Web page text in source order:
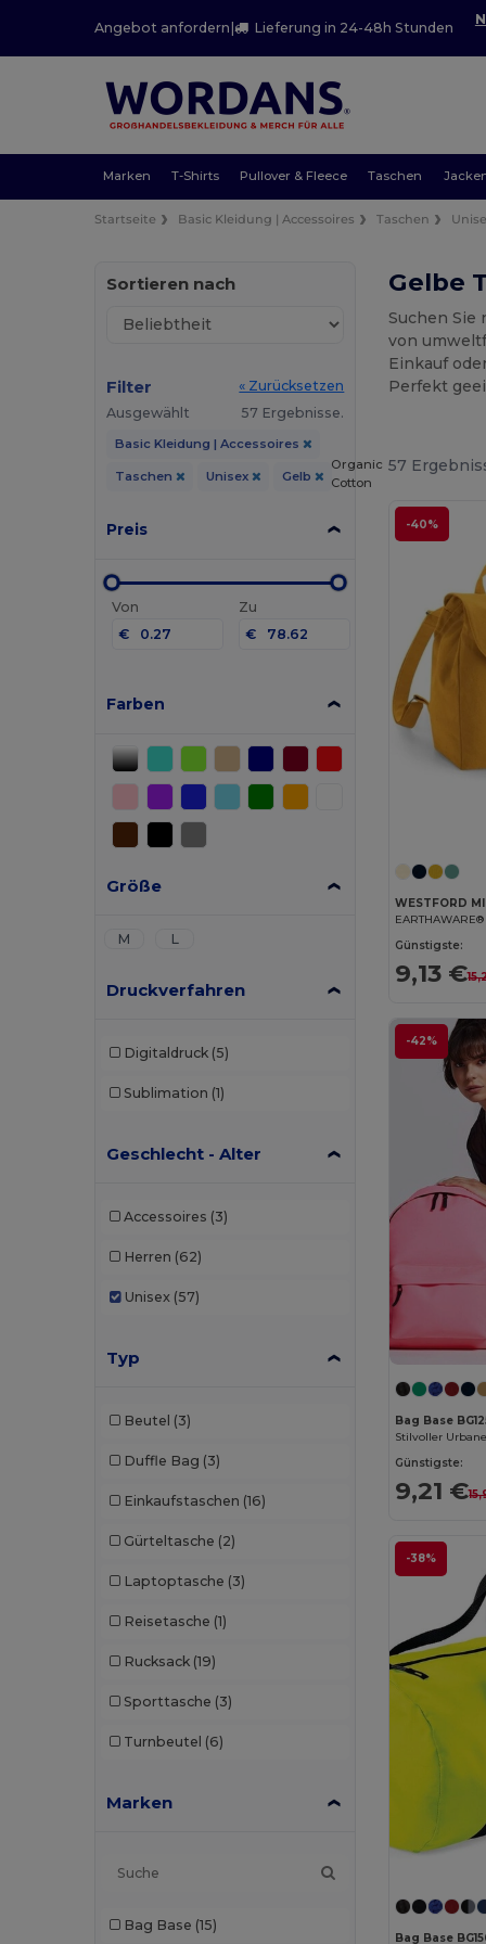
Angebot anfordern | Lieferung in 24-48h Stunden
Marken T-Shirts Pullover & Fleece Taschen
Startseite Basic Kleidung | Accessoires Taschen
Sortieren nach
Filter
« Zurücksetzen
Ausgewählt
57 Ergebnisse.
Basic Kleidung | Accessoires
Taschen Unisex Gelb
Preis
Von
€
Zu
€
Farben
Größe
M L
Druckverfahren
Digitaldruck (5)
Sublimation (1)
Geschlecht - Alter
Accessoires (3)
Herren (62)
Unisex (57)
Typ
Beutel (3)
Duffle Bag (3)
Einkaufstaschen (16)
Gürteltasche (2)
Laptoptasche (3)
Reisetasche (1)
Rucksack (19)
Sporttasche (3)
Turnbeutel (6)
Marken
Bag Base (15)
Gelbe
Suchen Sie
von
Einkauf
Perfekt
57
-40%
Organic
Cotton
WESTFORD
Günstigste:
9,13 €
-42%
Bag Base
Stilvoller
Günstigste:
9,21 €
-38%
Bag Base